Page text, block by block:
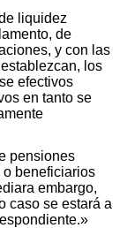
liquidez
de
y con las
los
efectivos
en tanto se
pensiones
beneficiarios
embargo,
caso se estará a